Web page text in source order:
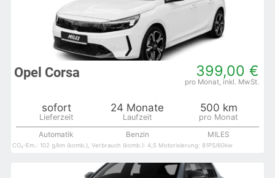
399,00 €
Opel Corsa
sofort 24 Monate 500 km
Automatik Benzin MILES
CO₂-Em.: 102 g/km (komb.), Verbrauch (komb.): 4,5 Motorisierung: 81PS/60kw